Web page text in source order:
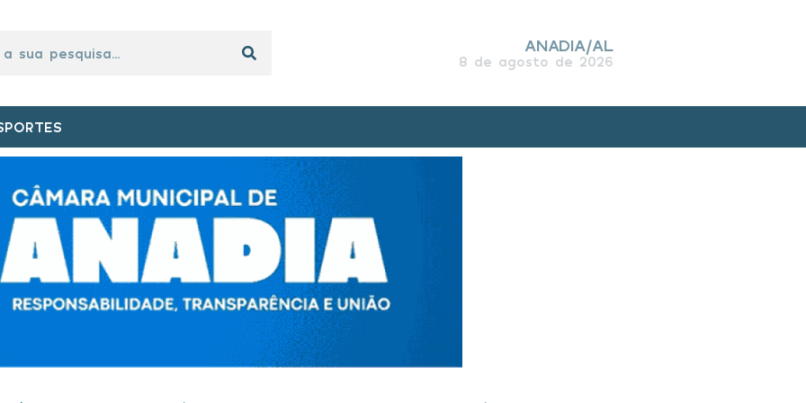
ANADIA/AL
8 de agosto de 2026